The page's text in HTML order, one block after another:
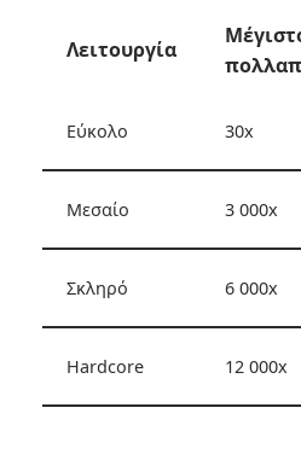
Λειτουργία
Εύκολο 30x
Μεσαίο 3 000x
Σκληρό 6 000x
Hardcore 12 000x